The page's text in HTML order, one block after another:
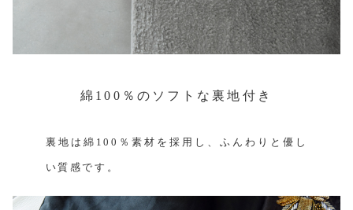
綿100％のソフトな裏地付き
裏地は綿100％素材を採用し、ふんわりと優し
い質感です。